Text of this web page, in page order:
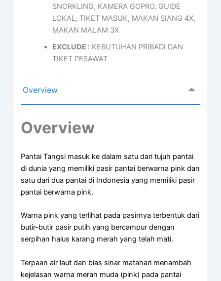
SNORKLING, KAMERA GOPRO, GUIDE
LOKAL, TIKET MASUK, MAKAN SIANG 4X,
MAKAN MALAM 3X
EXCLUDE : KEBUTUHAN PRIBADI DAN
TIKET PESAWAT
Overview
Overview
Pantai Tangsi masuk ke dalam satu dari tujuh pantai
di dunia yang memiliki pasir pantai berwarna pink dan
satu dari dua pantai di Indonesia yang memiliki pasir
pantai berwarna pink.
Warna pink yang terlihat pada pasirnya terbentuk dari
butir-butir pasir putih yang bercampur dengan
serpihan halus karang merah yang telah mati.
Terpaan air laut dan bias sinar matahari menambah
kejelasan warna merah muda (pink) pada pantai